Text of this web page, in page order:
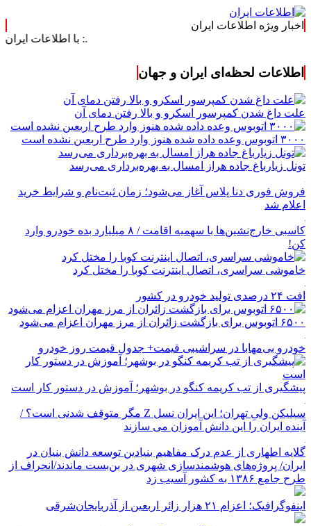
اخبار ویژه اطلاعات ایران
.: با اطلاعات ایران، اطلاعات
اطلاعات لحظه‌ای ایران و جهان
علت داغ شدن کمپرسور اسکرو و بالا رفتن دمای آن
۳۰۰۰ اتوبوس وعده داده شده هنوز وارد طرح اربعین نشده است
تونل زیارباغ جاده هراز امسال به بهره‌برداری می‌رسد
فروش فوری دنا پلاس آغاز می‌شود؛ زمان ثبت‌نام و شرایط خرید
اعلام شد
کاسبی خارج‌نشین‌ها با سهمیه اقامت / ۸ میلیارد بده خودرو وارد
کن!
خاموشی سراسری، اتصال اینترنت کوبا را مختل کرد
افت ۲۴ درصدی تولید خودرو در کشور
۶۵۰۰ اتوبوس برای بازگشت زائران از مرز مهران اعزام می‌شود
خودرو بی‌مهابا در سراشیبی قیمت+ جدول قیمت روز خودرو
پیشگیری از تب کریمه کنگو در بوشهر؛ آموزش در دستور کار است
سیلیکن ولیِ تهران؛ این ایران نسل Z مگر متوقف شدنی است؟ /
آینده ایران را این دانش آموزان می سازند
گلایه اطهاری از عدم درک مفاهیم بنیادین توسعه دانش بنیان در
ایران/ پروژه‌های هوشمندسازی شهری در بن‌بست ماندند/انحراف از
طرح جامع ۱۳۸۶ به کشور آسیب زد
اینفوگرافیک؛ اعزام ۲۱ هزار زائر اربعین از آذربایجان‌شرقی